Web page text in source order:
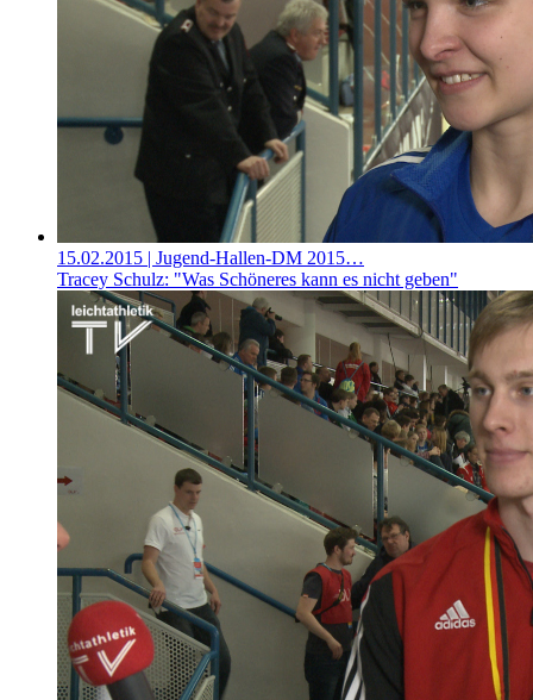
15.02.2015 | Jugend-Hallen-DM 2015…
Tracey Schulz: "Was Schöneres kann es nicht geben"